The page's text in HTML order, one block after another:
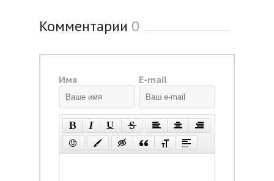
Комментарии 0
Имя E-mail